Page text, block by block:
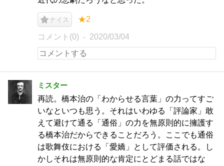
ナイス ★2
コメント(0) 2020/03/04
ミスター
再読。橋本治の「わからせる言葉」の力ってすご
いなといつも思う。それはいわゆる「評論家」敢
えて避けて通る「通俗」の力を無原則的に擁護す
る橋本治だからできることだろう。ここでも通俗
は歌舞伎における「愛嬌」として評価される。し
かしそれは無原則的な肯定にとどまる話ではな